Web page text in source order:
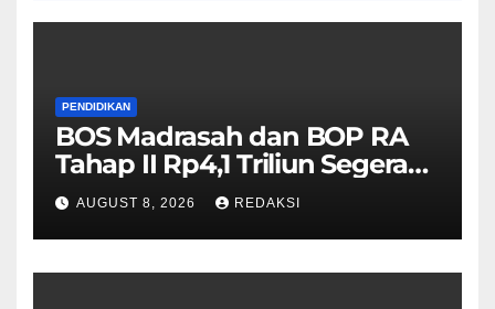
PENDIDIKAN
BOS Madrasah dan BOP RA
Tahap II Rp4,1 Triliun Segera
Cair, Berikut Jadwal
Pengajuannya
AUGUST 8, 2026 REDAKSI